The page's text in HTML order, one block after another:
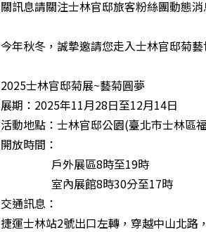
關訊息請關注士林官邸旅客粉絲團動態
今年秋冬，誠摯邀請您走入士林官邸菊
2025士林官邸菊展~藝菊圓夢
展期：2025年11月28日至12月14日
活動地點：士林官邸公園(臺北市士林區
開放時間：
戶外展區8時至19時
室內展館8時30分至17時
交通訊息：
捷運士林站2號出口左轉，穿越中山北路